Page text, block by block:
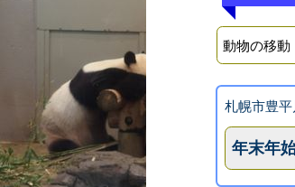
動物の移動
札幌市豊
年末年